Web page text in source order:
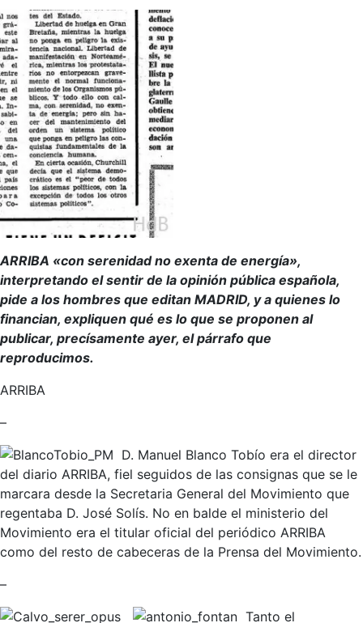
ARRIBA «con serenidad no exenta de energía»,
interpretando el sentir de la opinión pública española,
pide a los hombres que editan MADRID, y a quienes lo
financian, expliquen qué es lo que se proponen al
publicar, precísamente ayer, el párrafo que
reproducimos.
ARRIBA
–
D. Manuel Blanco Tobío era el director
del diario ARRIBA, fiel seguidos de las consignas que se le
marcara desde la Secretaria General del Movimiento que
regentaba D. José Solís. No en balde el ministerio del
Movimiento era el titular oficial del periódico ARRIBA
como del resto de cabeceras de la Prensa del Movimiento.
–
Tanto el